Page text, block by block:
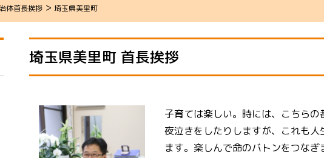
体首長挨拶 > 埼玉県美里町
埼玉県美里町 首長挨拶
子育ては楽しい。時には、こちら
夜泣きをしたりしますが、これも
ます。楽しんで命のバトンをつなぎ